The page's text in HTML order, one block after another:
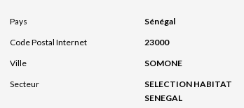
Pays
Sénégal
Code Postal Internet
23000
Ville
SOMONE
Secteur
SELECTION HABITAT
SENEGAL